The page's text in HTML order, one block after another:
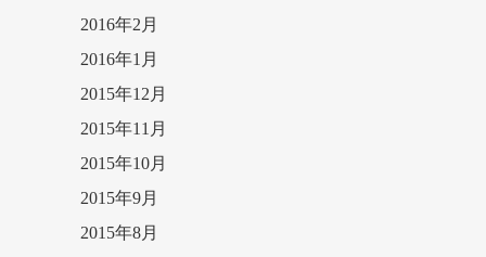
2016年2月
2016年1月
2015年12月
2015年11月
2015年10月
2015年9月
2015年8月